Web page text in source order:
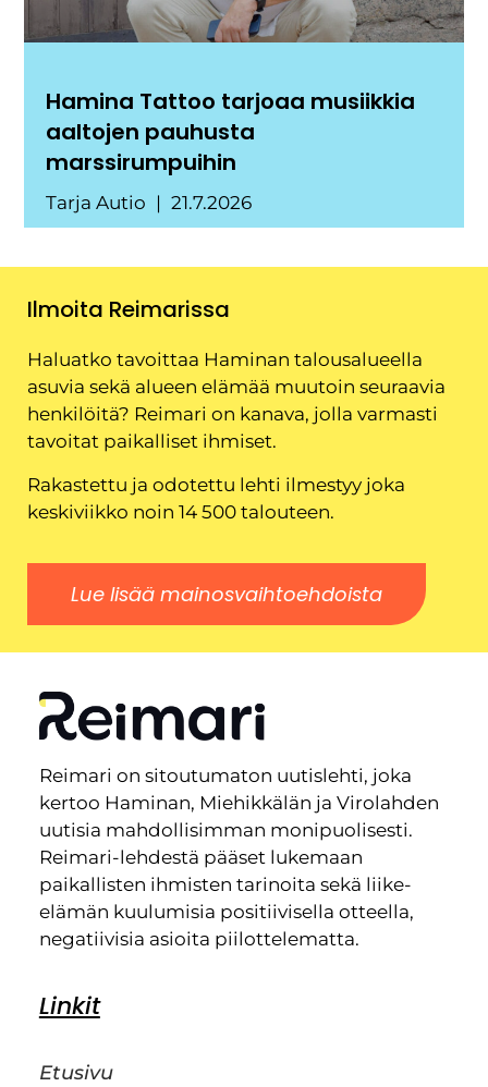
Hamina Tattoo tarjoaa musiikkia
aaltojen pauhusta
marssirumpuihin
Tarja Autio 21.7.2026
Ilmoita Reimarissa
Haluatko tavoittaa Haminan talousalueella
asuvia sekä alueen elämää muutoin seuraavia
henkilöitä? Reimari on kanava, jolla varmasti
tavoitat paikalliset ihmiset.
Rakastettu ja odotettu lehti ilmestyy joka
keskiviikko noin 14 500 talouteen.
Lue lisää mainosvaihtoehdoista
Reimari on sitoutumaton uutislehti, joka
kertoo Haminan, Miehikkälän ja Virolahden
uutisia mahdollisimman monipuolisesti.
Reimari-lehdestä pääset lukemaan
paikallisten ihmisten tarinoita sekä liike-
elämän kuulumisia positiivisella otteella,
negatiivisia asioita piilottelematta.
Linkit
Etusivu